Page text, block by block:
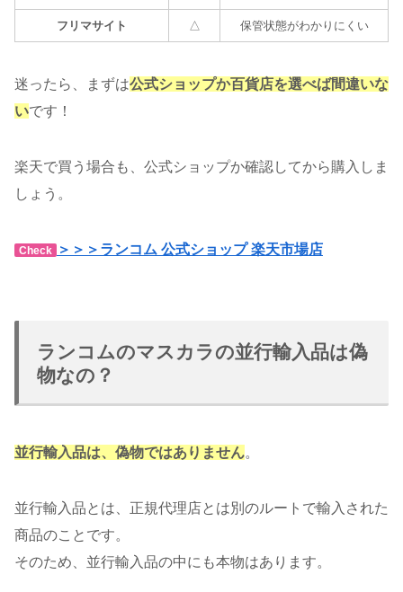
フリマサイト △ 保管状態がわかりにくい
迷ったら、まずは公式ショップか百貨店を選べば間違いな
いです！
楽天で買う場合も、公式ショップか確認してから購入しま
しょう。
Check ＞＞＞ランコム 公式ショップ 楽天市場店
ランコムのマスカラの並行輸入品は偽
物なの？
並行輸入品は、偽物ではありません。
並行輸入品とは、正規代理店とは別のルートで輸入された
商品のことです。
そのため、並行輸入品の中にも本物はあります。